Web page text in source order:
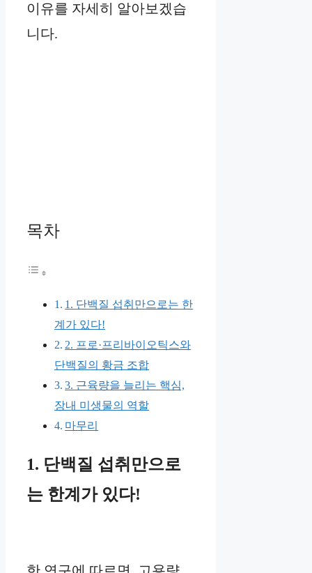
이유를 자세히 알아보겠습
니다.
목차
1. 단백질 섭취만으로는 한
계가 있다!
2. 프로·프리바이오틱스와
단백질의 황금 조합
3. 근육량을 늘리는 핵심,
장내 미생물의 역할
마무리
1. 단백질 섭취만으로
는 한계가 있다!